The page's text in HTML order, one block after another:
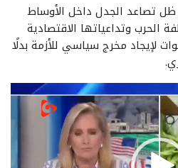
تصاعد الجدل داخل الأوساط
الحرب وتداعياتها الاقتصادية
لإيجاد مخرج سياسي للأزمة بدلًا